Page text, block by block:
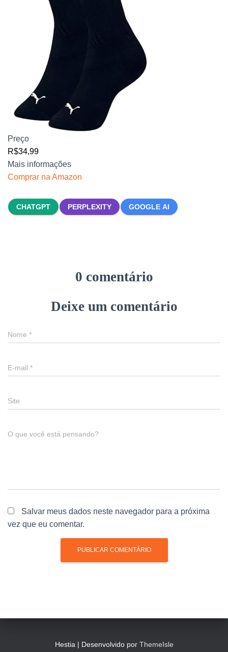
Preço
R$34,99
Mais informações
Comprar na Amazon
CHATGPT PERPLEXITY GOOGLE AI
0 comentário
Deixe um comentário
Nome *
E-mail *
Site
O que você está pensando?
Salvar meus dados neste navegador para a próxima
vez que eu comentar.
Hestia | Desenvolvido por ThemeIsle